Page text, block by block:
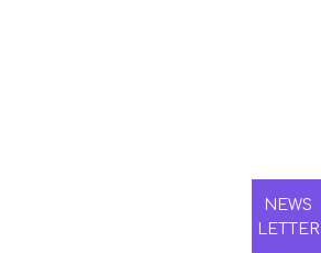
NEWS
LETTER